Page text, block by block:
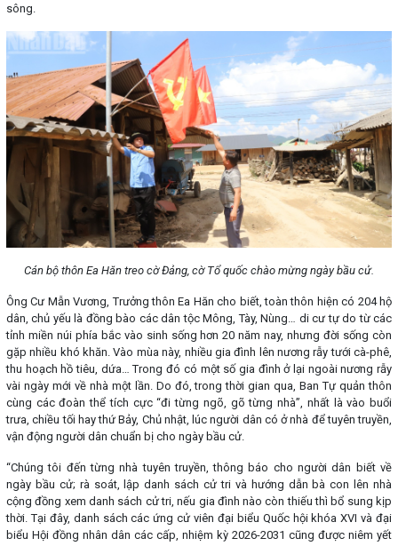
sông.
Cán bộ thôn Ea Hăn treo cờ Đảng, cờ Tổ quốc chào mừng ngày bầu cử.
Ông Cư Mẫn Vương, Trưởng thôn Ea Hăn cho biết, toàn thôn hiện có 204 hộ
dân, chủ yếu là đồng bào các dân tộc Mông, Tày, Nùng… di cư tự do từ các
tỉnh miền núi phía bắc vào sinh sống hơn 20 năm nay, nhưng đời sống còn
gặp nhiều khó khăn. Vào mùa này, nhiều gia đình lên nương rẫy tưới cà-phê,
thu hoạch hồ tiêu, dứa… Trong đó có một số gia đình ở lại ngoài nương rẫy
vài ngày mới về nhà một lần. Do đó, trong thời gian qua, Ban Tự quản thôn
cùng các đoàn thể tích cực “đi từng ngõ, gõ từng nhà”, nhất là vào buổi
trưa, chiều tối hay thứ Bảy, Chủ nhật, lúc người dân có ở nhà để tuyên truyền,
vận động người dân chuẩn bị cho ngày bầu cử.
“Chúng tôi đến từng nhà tuyên truyền, thông báo cho người dân biết về
ngày bầu cử; rà soát, lập danh sách cử tri và hướng dẫn bà con lên nhà
cộng đồng xem danh sách cử tri, nếu gia đình nào còn thiếu thì bổ sung kịp
thời. Tại đây, danh sách các ứng cử viên đại biểu Quốc hội khóa XVI và đại
biểu Hội đồng nhân dân các cấp, nhiệm kỳ 2026-2031 cũng được niêm yết